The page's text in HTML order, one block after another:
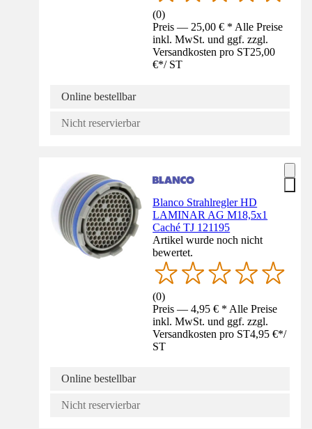
(0)
Preis — 25,00 € * Alle Preise
inkl. MwSt. und ggf. zzgl.
Versandkosten pro ST25,00
€*/ ST
Online bestellbar
Nicht reservierbar
Blanco Strahlregler HD
LAMINAR AG M18,5x1
Caché TJ 121195
Artikel wurde noch nicht
bewertet.
(0)
Preis — 4,95 € * Alle Preise
inkl. MwSt. und ggf. zzgl.
Versandkosten pro ST4,95 €*/
ST
Online bestellbar
Nicht reservierbar